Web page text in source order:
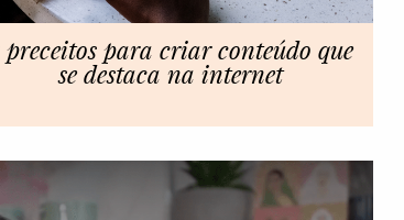
preceitos para criar conteúdo que
se destaca na internet